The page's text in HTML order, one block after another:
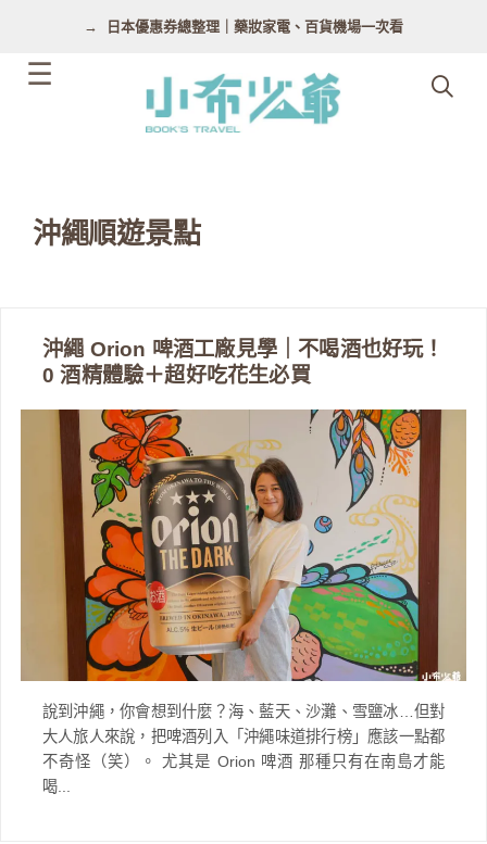
日本優惠券總整理｜藥妝家電、百貨機場一次看
沖繩順遊景點
沖繩 Orion 啤酒工廠見學｜不喝酒也好玩！
0 酒精體驗＋超好吃花生必買
說到沖繩，你會想到什麼？海、藍天、沙灘、雪鹽冰…但對
大人旅人來說，把啤酒列入「沖繩味道排行榜」應該一點都
不奇怪（笑）。 尤其是 Orion 啤酒 那種只有在南島才能
喝...